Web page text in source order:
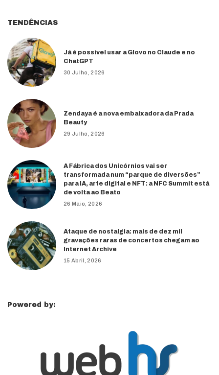
TENDÊNCIAS
Já é possível usar a Glovo no Claude e no
ChatGPT
30 Julho, 2026
Zendaya é a nova embaixadora da Prada
Beauty
29 Julho, 2026
A Fábrica dos Unicórnios vai ser
transformada num “parque de diversões”
para IA, arte digital e NFT: a NFC Summit está
de volta ao Beato
26 Maio, 2026
Ataque de nostalgia: mais de dez mil
gravações raras de concertos chegam ao
Internet Archive
15 Abril, 2026
Powered by: